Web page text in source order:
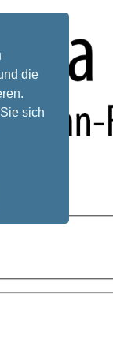
die
sich